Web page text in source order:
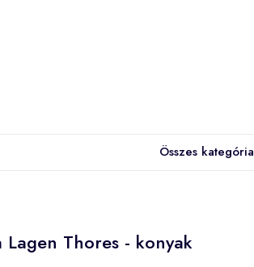
Összes kategória
Thores - konyak